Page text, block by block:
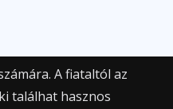
A fiataltól az
találhat hasznos